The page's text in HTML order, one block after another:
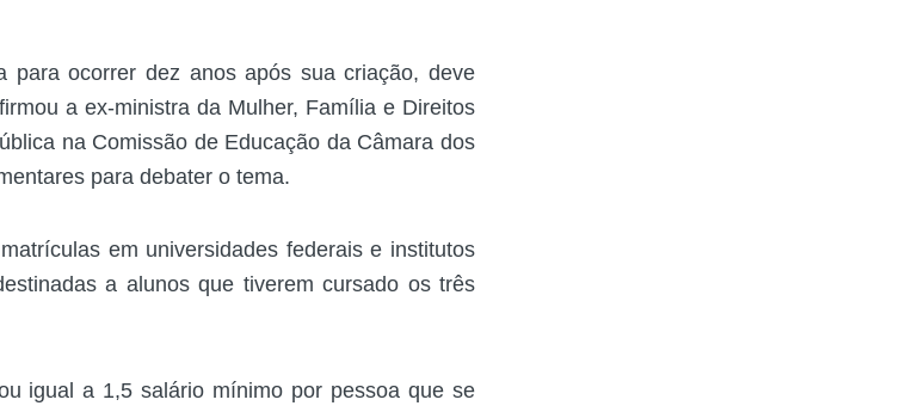
para ocorrer dez anos após sua criação, deve
a ex-ministra da Mulher, Família e Direitos
na Comissão de Educação da Câmara dos
para debater o tema.
em universidades federais e institutos
a alunos que tiverem cursado os três
igual a 1,5 salário mínimo por pessoa que se